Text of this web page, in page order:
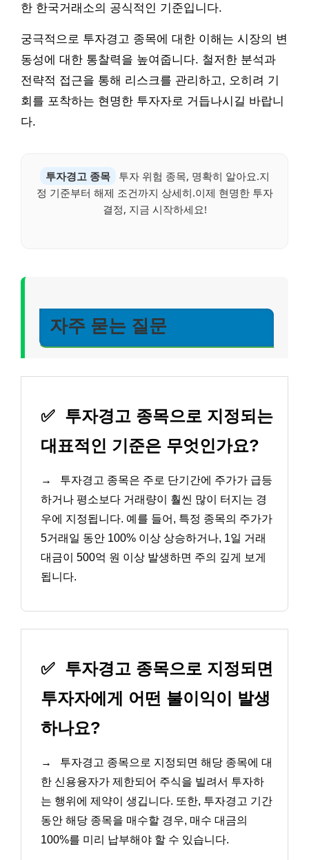
한 한국거래소의 공식적인 기준입니다.
궁극적으로 투자경고 종목에 대한 이해는 시장의 변
동성에 대한 통찰력을 높여줍니다. 철저한 분석과
전략적 접근을 통해 리스크를 관리하고, 오히려 기
회를 포착하는 현명한 투자자로 거듭나시길 바랍니
다.
투자경고 종목
투자 위험 종목, 명확히 알아요.지
정 기준부터 해제 조건까지 상세히.이제 현명한 투자
결정, 지금 시작하세요!
자주 묻는 질문
✅ 투자경고 종목으로 지정되는
대표적인 기준은 무엇인가요?
→
투자경고 종목은 주로 단기간에 주가가 급등
하거나 평소보다 거래량이 훨씬 많이 터지는 경
우에 지정됩니다. 예를 들어, 특정 종목의 주가가
5거래일 동안 100% 이상 상승하거나, 1일 거래
대금이 500억 원 이상 발생하면 주의 깊게 보게
됩니다.
✅ 투자경고 종목으로 지정되면
투자자에게 어떤 불이익이 발생
하나요?
→
투자경고 종목으로 지정되면 해당 종목에 대
한 신용융자가 제한되어 주식을 빌려서 투자하
는 행위에 제약이 생깁니다. 또한, 투자경고 기간
동안 해당 종목을 매수할 경우, 매수 대금의
100%를 미리 납부해야 할 수 있습니다.